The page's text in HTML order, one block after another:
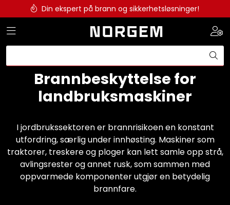
Skip to main contentDin ekspert på brann og sikkerhetsløsninger!
Toggle navigation
Brannbeskyttelse for
landbruksmaskiner
I jordbrukssektoren er brannrisikoen en konstant
utfordring, særlig under innhøsting. Maskiner som
traktorer, treskere og ploger kan lett samle opp strå,
avlingsrester og annet rusk, som sammen med
oppvarmede komponenter utgjør en betydelig
brannfare.
Lysprodukter
Redningskammere
Maskinsikring
Bærekraft